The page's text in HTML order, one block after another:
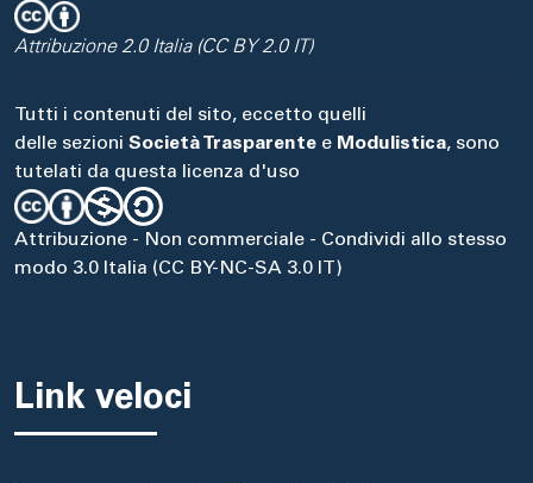
Attribuzione 2.0 Italia (CC BY 2.0 IT)
Tutti i contenuti del sito, eccetto quelli
delle sezioni Società Trasparente e Modulistica, sono
tutelati da questa licenza d'uso
Attribuzione - Non commerciale - Condividi allo stesso
modo 3.0 Italia (CC BY-NC-SA 3.0 IT)
Link veloci